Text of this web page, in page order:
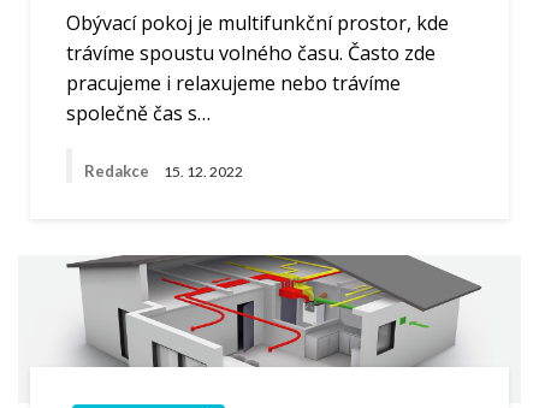
Obývací pokoj je multifunkční prostor, kde
trávíme spoustu volného času. Často zde
pracujeme i relaxujeme nebo trávíme
společně čas s…
Redakce 15. 12. 2022